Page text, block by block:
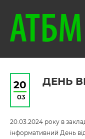
20
03
ДЕНЬ
20.03.2024 року в
інформативний День